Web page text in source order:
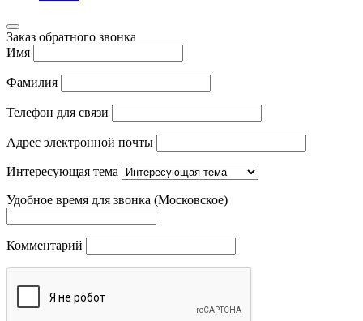
Заказ обратного звонка
Имя
Фамилия
Телефон для связи
Адрес электронной почты
Интересующая тема
Удобное время для звонка (Московское)
Комментарий